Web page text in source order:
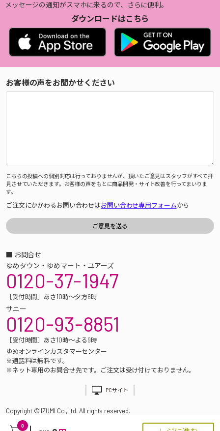
0
メッセージの通知がスマホに来るので、さらに便利。
ダウンロードはこちら
お客様の声をお聞かせください
こちらの投稿への個別対応は行っておりませんが、頂いたご意見はスタッフがすべて拝
見させていただきます。お客様の声をもとに商品開発・サイト改善を行ってまいりま
す。
ご注文にかかわるお問い合わせはお問い合わせ専用フォームから
■ お問合せ
ゆめタウン・ゆめマート・ユアーズ
0120-37-1947
［受付時間］あさ10時～夕方6時
サニー
0120-93-8851
［受付時間］あさ10時～よる9時
ゆめオンラインカスタマーセンター
※通話料は無料です。
※ネット専用のお問合せ先です。ご注文は受け付けておりません。
PCサイト
Copyright © IZUMI Co.,Ltd. All rights reserved.